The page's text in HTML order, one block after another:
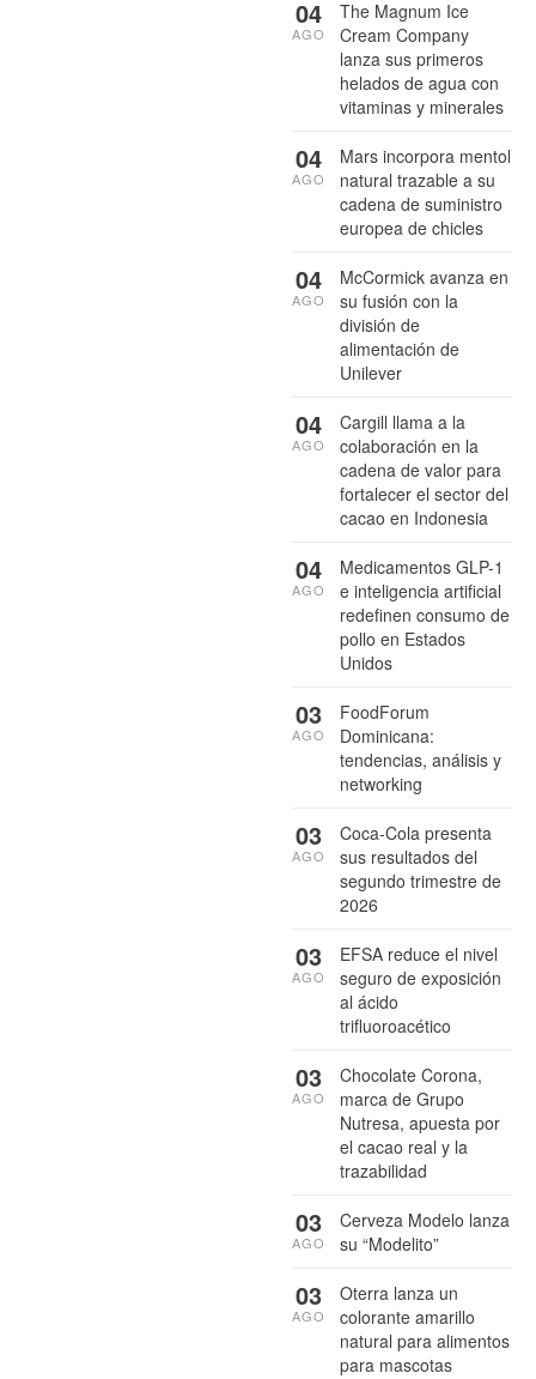
The Magnum Ice
Cream Company
lanza sus primeros
helados de agua con
vitaminas y minerales
04
AGO
Mars incorpora mentol
natural trazable a su
cadena de suministro
europea de chicles
04
AGO
McCormick avanza en
su fusión con la
división de
alimentación de
Unilever
04
AGO
Cargill llama a la
colaboración en la
cadena de valor para
fortalecer el sector del
cacao en Indonesia
04
AGO
Medicamentos GLP-1
e inteligencia artificial
redefinen consumo de
pollo en Estados
Unidos
04
AGO
FoodForum
Dominicana:
tendencias, análisis y
networking
03
AGO
Coca-Cola presenta
sus resultados del
segundo trimestre de
2026
03
AGO
EFSA reduce el nivel
seguro de exposición
al ácido
trifluoroacético
03
AGO
Chocolate Corona,
marca de Grupo
Nutresa, apuesta por
el cacao real y la
trazabilidad
03
AGO
Cerveza Modelo lanza
su “Modelito”
03
AGO
Oterra lanza un
colorante amarillo
natural para alimentos
para mascotas
03
AGO